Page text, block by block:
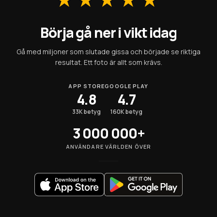
Börja gå ner i vikt idag
Gå med miljoner som slutade gissa och började se riktiga
resultat. Ett foto är allt som krävs.
APP STORE
4.8
33K betyg
GOOGLE PLAY
4.7
160K betyg
3 000 000+
ANVÄNDARE VÄRLDEN ÖVER